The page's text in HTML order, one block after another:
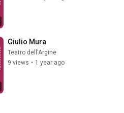
Giulio Mura
Teatro dell'Argine
9 views • 1 year ago